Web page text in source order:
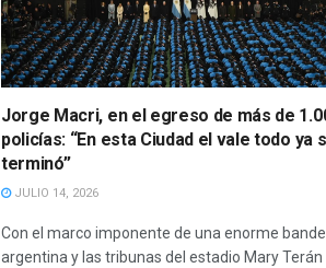
Jorge Macri, en el egreso de más de
policías: “En esta Ciudad el vale todo ya
terminó”
JULIO 14, 2026
Con el marco imponente de una enorme
argentina y las tribunas del estadio Mary Terán